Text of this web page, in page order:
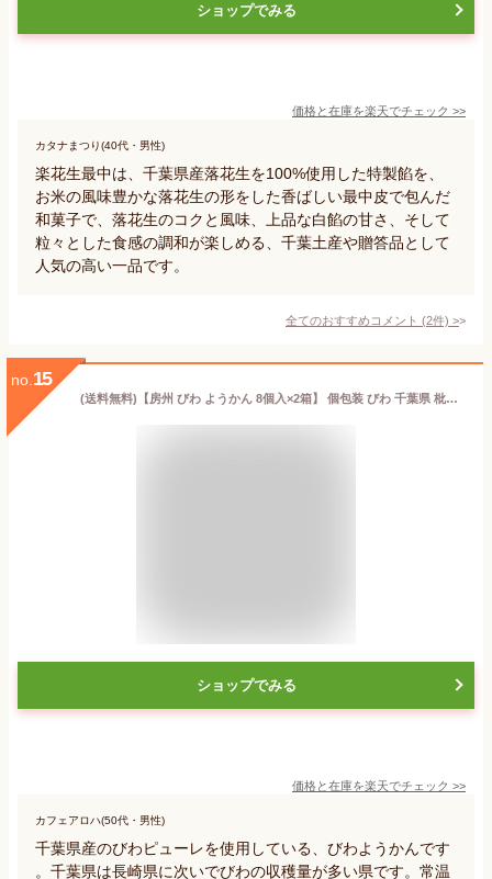
ショップでみる
価格と在庫を楽天でチェック >>
カタナまつり(40代・男性)
楽花生最中は、千葉県産落花生を100%使用した特製餡を、
お米の風味豊かな落花生の形をした香ばしい最中皮で包んだ
和菓子で、落花生のコクと風味、上品な白餡の甘さ、そして
粒々とした食感の調和が楽しめる、千葉土産や贈答品として
人気の高い一品です。
全てのおすすめコメント (2件) >
no. 15
(送料無料)【房州 びわ ようかん 8個入×2箱】 個包装 びわ 千葉県 枇杷 ギフト びわ 羊羹 ひとくち びわ お茶菓子 差し入れ ご当地 お取り寄せ お土産 常温発送
ショップでみる
価格と在庫を楽天でチェック >>
カフェアロハ(50代・男性)
千葉県産のびわピューレを使用している、びわようかんです
。千葉県は長崎県に次いでびわの収穫量が多い県です。常温